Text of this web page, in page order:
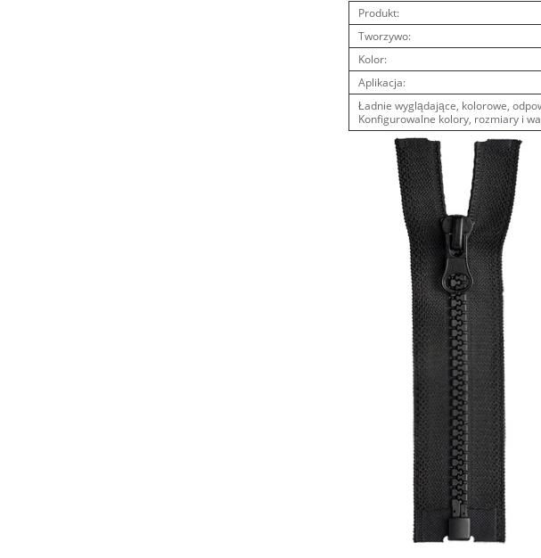
Produkt:
Tworzywo:
Kolor:
Aplikacja:
Ładnie wyglądające, kolorowe,
Konfigurowalne kolory, rozmiary i